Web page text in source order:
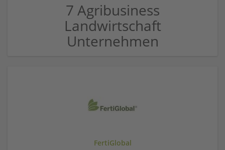
7 Agribusiness
Landwirtschaft
Unternehmen
FertiGlobal